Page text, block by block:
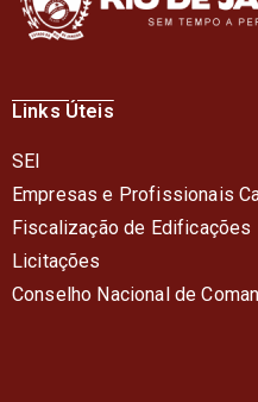
Links Úteis
SEI
Empresas e Profissionais
Fiscalização de Edificações
Licitações
Conselho Nacional de